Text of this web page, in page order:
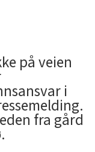
på veien
i
fra gård